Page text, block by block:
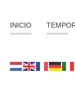
INICIO